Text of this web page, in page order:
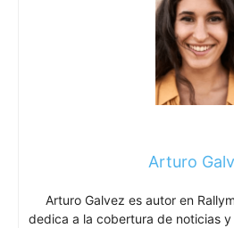
Arturo
Arturo Galvez es autor en
dedica a la cobertura de noticias